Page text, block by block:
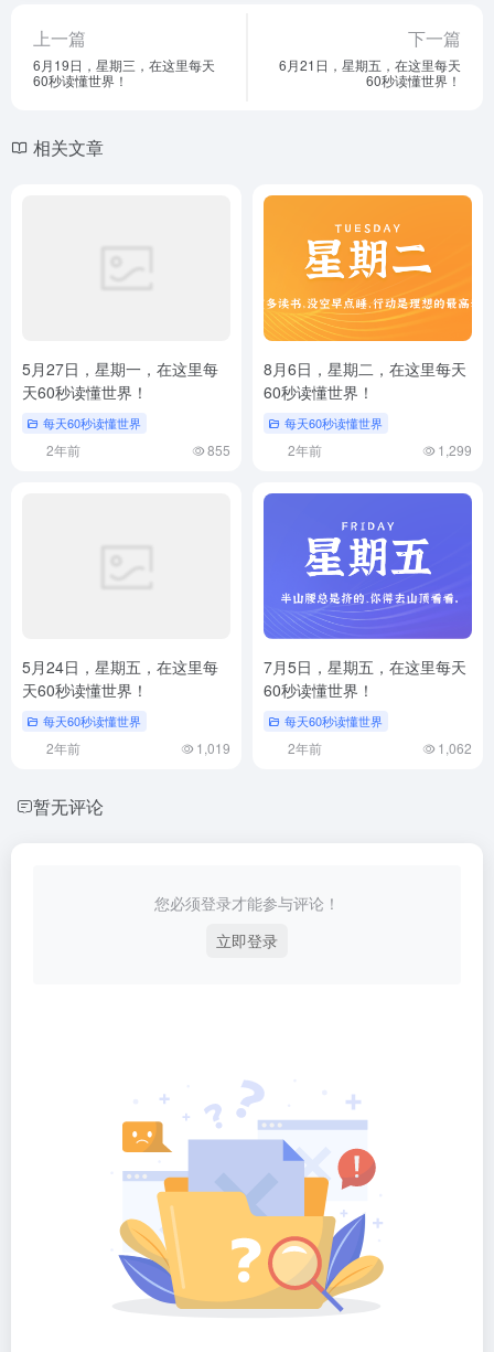
上一篇
6月19日，星期三，在这里每天
60秒读懂世界！
下一篇
6月21日，星期五，在这里每天
60秒读懂世界！
相关文章
5月27日，星期一，在这里每
天60秒读懂世界！
每天60秒读懂世界
2年前 855
8月6日，星期二，在这里每天
60秒读懂世界！
每天60秒读懂世界
2年前 1,299
5月24日，星期五，在这里每
天60秒读懂世界！
每天60秒读懂世界
2年前 1,019
7月5日，星期五，在这里每天
60秒读懂世界！
每天60秒读懂世界
2年前 1,062
暂无评论
您必须登录才能参与评论！
立即登录